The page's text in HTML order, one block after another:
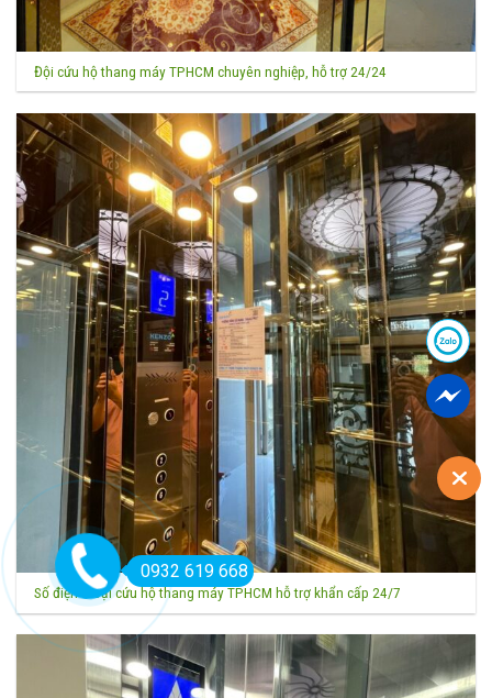
Đội cứu hộ thang máy TPHCM chuyên nghiệp, hỗ trợ 24/24
Số điện thoại cứu hộ thang máy TPHCM hỗ trợ khẩn cấp 24/7
0932 619 668